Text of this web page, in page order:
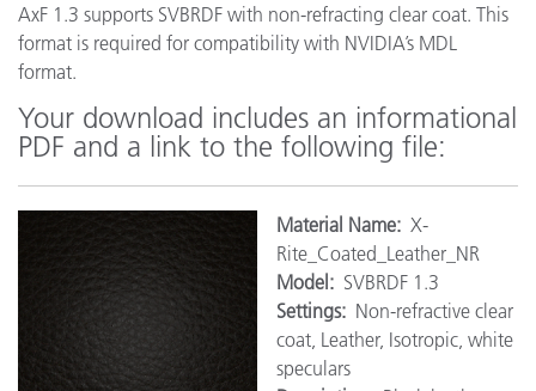
AxF 1.3 supports SVBRDF with non-refracting clear coat. This
format is required for compatibility with NVIDIA’s MDL
format.
Your download includes an informational
PDF and a link to the following file:
Material Name: X-
Rite_Coated_Leather_NR
Model: SVBRDF 1.3
Settings: Non-refractive clear
coat, Leather, Isotropic, white
speculars